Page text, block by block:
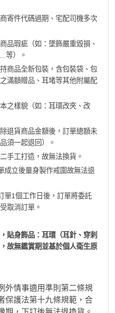
寄件代碼過期、宅配司機多次
品瑕疵（如：墜飾嚴重毀損、
等）。
商品全新包裝，含包裝袋、包
滿額贈品、耳堵等其他附屬配
之樣貌（如：耳環改夾、改
退貨商品金額後，訂單總額未
須一起退回）。
手工打造，故無法換貨。
成立後量身製作戒圍故無法退
單1個工作日後，訂單將委託
取消訂單。
貼身飾品：耳環（耳針、穿刺
故無鑑賞期並基於個人衛生原
外情事適用準則第二條規
保護法第十九條規範，合